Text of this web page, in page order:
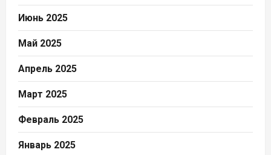
Июнь 2025
Май 2025
Апрель 2025
Март 2025
Февраль 2025
Январь 2025